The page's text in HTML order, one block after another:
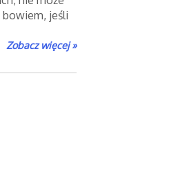
jeśli
Zobacz więcej »